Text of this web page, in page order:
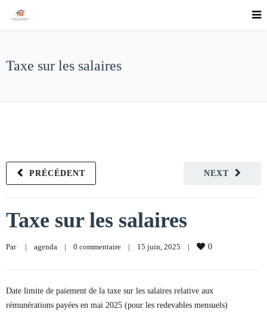
Taxe sur les salaires
NEXT
PRÉCÉDENT
Taxe sur les salaires
Par | agenda | 0 commentaire | 15 juin, 2025 | 0
Date limite de paiement de la taxe sur les salaires relative aux
rémunérations payées en mai 2025 (pour les redevables mensuels)